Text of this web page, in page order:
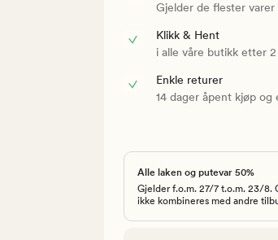
Gjelder de flester
Klikk & Hent
i alle våre butikk etter
Enkle returer
14 dager åpent kjøp
Alle laken og putevar 50%
Gjelder f.o.m. 27/7 t.o.m. 23/8.
ikke kombineres med andre